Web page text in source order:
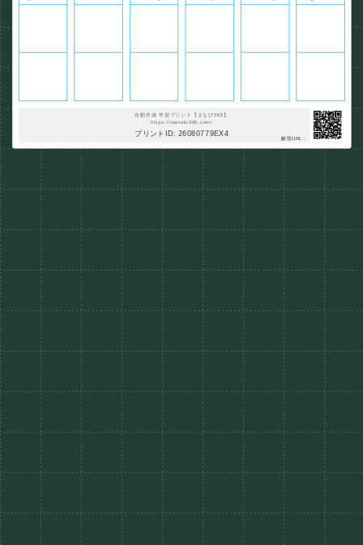
自動作成 学習プリント【まなび365】
https://manabi365.com/
プリントID: 26080779EX4
解答URL :